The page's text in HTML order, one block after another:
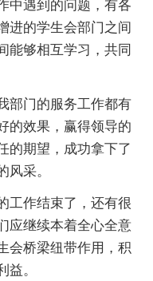
中遇到的问题，有各
进的学生会部门之间
能够相互学习，共同
部门的服务工作都有
的效果，赢得领导的
的期望，成功拿下了
风采。
工作结束了，还有很
应继续本着全心全意
会桥梁纽带作用，积
益。